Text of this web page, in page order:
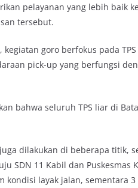
pelayanan yang lebih baik
tersebut.
goro berfokus pada
pick-up yang berfungsi
bahwa seluruh TPS liar di
dilakukan di beberapa titik,
SDN 11 Kabil dan Puskesmas
layak jalan, sementara